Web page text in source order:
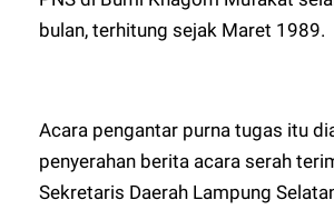
bulan, terhitung sejak Maret 1989.
Acara pengantar purna tugas itu
penyerahan berita acara serah
Sekretaris Daerah Lampung